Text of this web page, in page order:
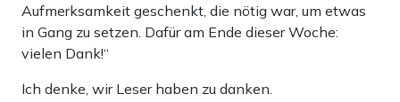
Aufmerksamkeit geschenkt, die nötig war, um etwas
in Gang zu setzen. Dafür am Ende dieser Woche:
vielen Dank!“
Ich denke, wir Leser haben zu danken.